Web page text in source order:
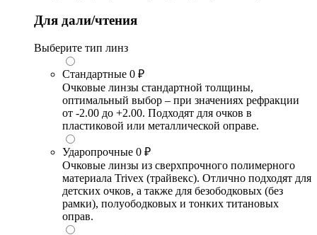
Для дали/чтения
Выберите тип линз
Стандартные 0 ₽
Очковые линзы стандартной толщины,
оптимальный выбор – при значениях рефракции
от -2.00 до +2.00. Подходят для очков в
пластиковой или металлической оправе.
Ударопрочные 0 ₽
Очковые линзы из сверхпрочного полимерного
материала Trivex (трайвекс). Отлично подходят для
детских очков, а также для безободковых (без
рамки), полуободковых и тонких титановых
оправ.